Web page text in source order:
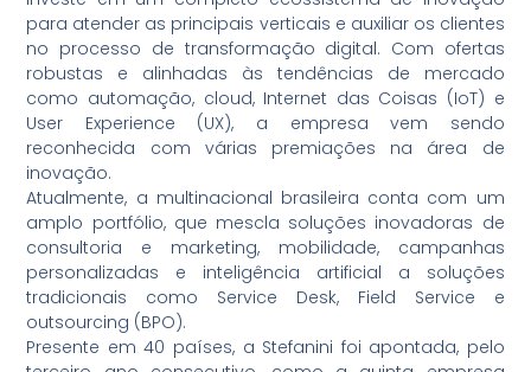
para atender as principais verticais e auxiliar os clientes
no processo de transformação digital. Com ofertas
robustas e alinhadas às tendências de mercado
como automação, cloud, Internet das Coisas (IoT) e
User Experience (UX), a empresa vem sendo
reconhecida com várias premiações na área de
inovação.
Atualmente, a multinacional brasileira conta com um
amplo portfólio, que mescla soluções inovadoras de
consultoria e marketing, mobilidade, campanhas
personalizadas e inteligência artificial a soluções
tradicionais como Service Desk, Field Service e
outsourcing (BPO).
Presente em 40 países, a Stefanini foi apontada, pelo